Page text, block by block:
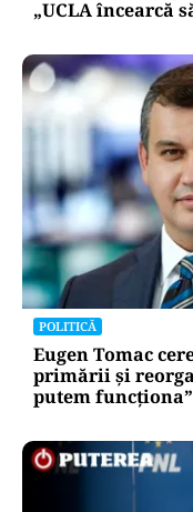
LIFESTYLE
Alina Pușcău,
„UCLA încearcă